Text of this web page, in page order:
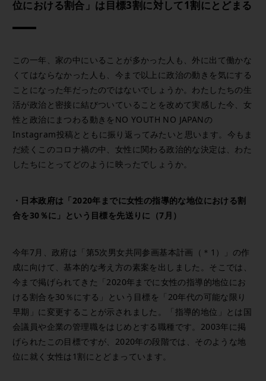
位における割合」は目標3割に対して1割にとどまる
この一年、家の中にいることが多かった人も、外に出て働かな
くてはならなかった人も、今まで以上に政治の動きを気にする
ことになった年だったのではないでしょうか。わたしたちの生
活が政治と密接に結びついていることを改めて実感した今、女
性と政治にまつわる動きをNO YOUTH NO JAPANの
Instagram投稿とともに振り返ってみたいと思います。今もま
だ続くこのコロナ禍の中、女性に関わる政治的な決定は、わた
したちにとってどのように映ったでしょうか。
・日本政府は「2020年までに女性の指導的な地位における割
合を30％に」という目標を先送りに（7月）
今年7月、政府は「第5次男女共同参画基本計画（＊1）」の作
成に向けて、基本的な考え方の素案を出しました。そこでは、
今まで掲げられてきた「2020年までに女性の指導的地位にお
ける割合を30％にする」という目標を「20年代の可能な限り
早期」に変更することが示されました。「指導的地位」とは国
会議員や企業の管理職をはじめとする職種です。2003年に掲
げられたこの目標ですが、2020年の段階では、そのような地
位に就く女性は1割にとどまっています。